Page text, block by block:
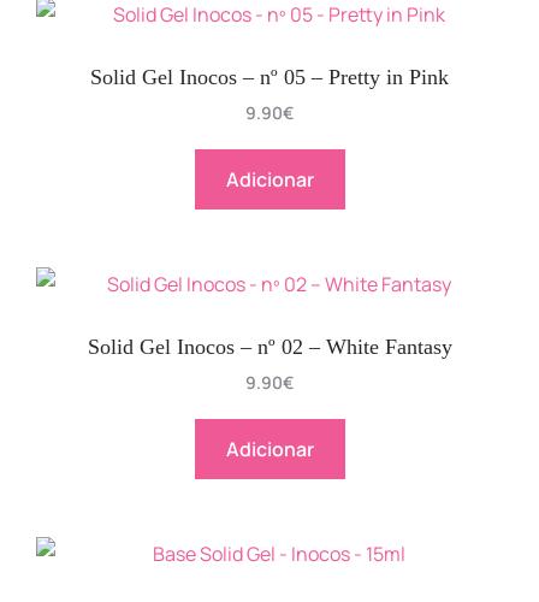
Solid Gel Inocos – nº 05 – Pretty in Pink
9.90€
Adicionar
Solid Gel Inocos – nº 02 – White Fantasy
9.90€
Adicionar